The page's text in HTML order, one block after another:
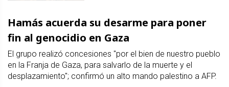
Hamás acuerda su desarme para poner
fin al genocidio en Gaza
El grupo realizó concesiones "por el bien de nuestro pueblo
en la Franja de Gaza, para salvarlo de la muerte y el
desplazamiento"; confirmó un alto mando palestino a AFP.